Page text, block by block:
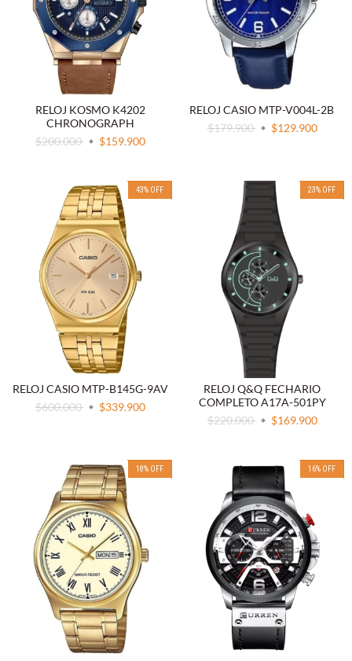
RELOJ KOSMO K4202
CHRONOGRAPH
$200.000
$159.900
RELOJ CASIO MTP-V004L-2B
$179.900
$129.900
43% OFF
RELOJ CASIO MTP-B145G-9AV
$600.000
$339.900
23% OFF
RELOJ Q&Q FECHARIO
COMPLETO A17A-501PY
$220.000
$169.900
18% OFF 16% OFF